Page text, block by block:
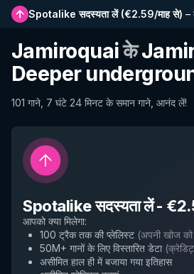
Spotalike सदस्यता लें(€2.59/माह से) –
Jamiroquaiके
Deeper
101 गाने, 7 घंटे 24 मिनट के समान गाने, आनंद लें!
Spotalike सदस्यता लें-
आपको क्या मिलेगा:
100 ट्रैक तक की प्लेलिस्ट (अपनी खोज को
50M+ गानों के लिए विस्तारित डेटा (
असीमित हाल ही में बजाया गया इतिहास